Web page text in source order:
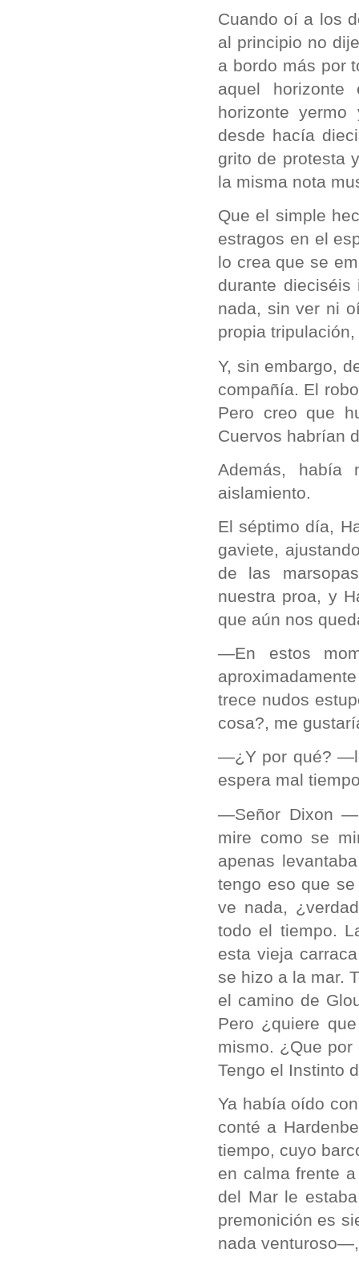
Cuando oí a los
al principio no
a bordo más por
aquel horizonte
horizonte yermo
desde hacía
grito de protesta
la misma nota
Que el simple
estragos en el
lo crea que se
durante
nada, sin ver ni
propia
Y, sin embargo,
compañía. El
Pero creo que
Cuervos habrían
Además, había
aislamiento.
El séptimo día,
gaviete,
de las
nuestra proa, y
que aún nos
—En estos
trece nudos
cosa?, me
—¿Y por qué?
espera mal
—Señor Dixon
mire como se
apenas
tengo eso que
ve nada,
todo el tiempo.
esta vieja
se hizo a la mar.
el camino de
Pero ¿quiere
mismo. ¿Que
Tengo el Instinto
Ya había oído
conté a
tiempo, cuyo
en calma frente
del Mar le
premonición es
nada